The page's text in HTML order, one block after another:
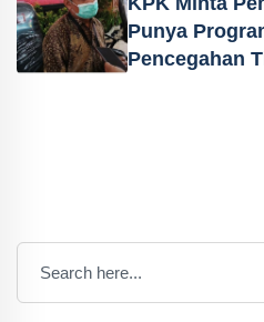
Punya
Pencegahan